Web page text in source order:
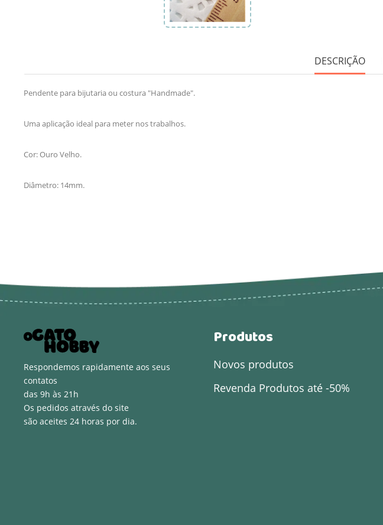
DESCRIÇÃO
Pendente para bijutaria ou costura "Handmade".
Uma aplicação ideal para meter nos trabalhos.
Cor: Ouro Velho.
Diâmetro: 14mm.
Respondemos rapidamente aos seus
contatos
das 9h às 21h
Os pedidos através do site
são aceites 24 horas por dia.
Produtos
Novos produtos
Revenda Produtos até -50%